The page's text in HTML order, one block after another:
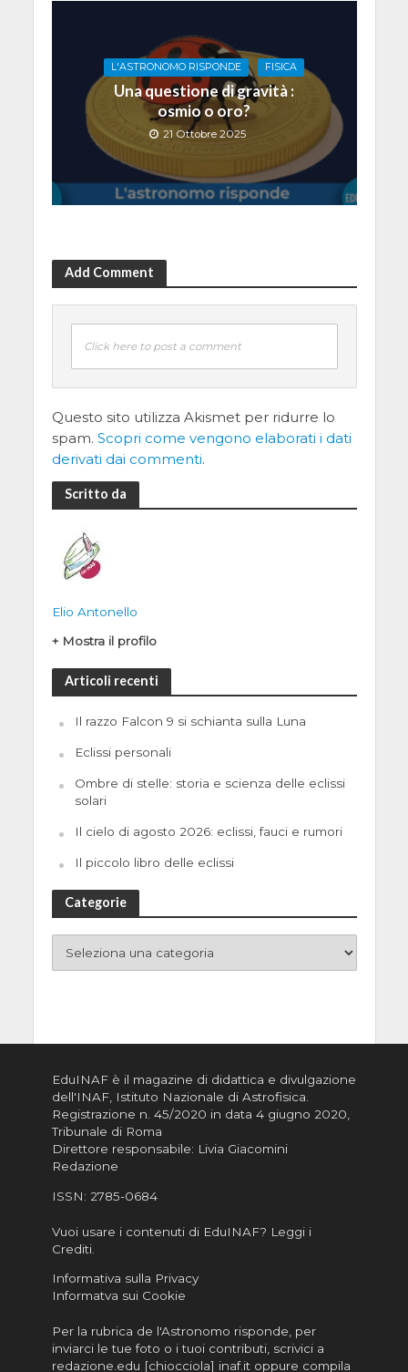
L'ASTRONOMO RISPONDE FISICA
Una questione di gravità :
osmio o oro?
21 Ottobre 2025
Add Comment
Click here to post a comment
Questo sito utilizza Akismet per ridurre lo
spam. Scopri come vengono elaborati i dati
derivati dai commenti.
Scritto da
Elio Antonello
+ Mostra il profilo
Articoli recenti
Il razzo Falcon 9 si schianta sulla Luna
Eclissi personali
Ombre di stelle: storia e scienza delle eclissi
solari
Il cielo di agosto 2026: eclissi, fauci e rumori
Il piccolo libro delle eclissi
Categorie
EduINAF è il magazine di didattica e divulgazione
dell'INAF, Istituto Nazionale di Astrofisica.
Registrazione n. 45/2020 in data 4 giugno 2020,
Tribunale di Roma
Direttore responsabile: Livia Giacomini
Redazione
ISSN: 2785-0684
Vuoi usare i contenuti di EduINAF? Leggi i
Crediti.
Informativa sulla Privacy
Informatva sui Cookie
Per la rubrica de l'Astronomo risponde, per
inviarci le tue foto o i tuoi contributi, scrivici a
redazione.edu [chiocciola] inaf.it oppure compila